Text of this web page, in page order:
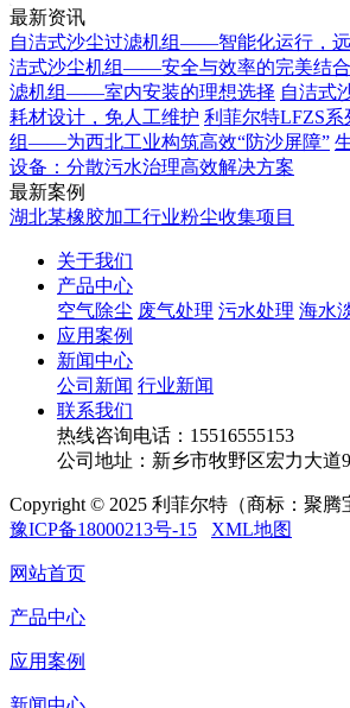
最新资讯
自洁式沙尘过滤机组——智能化运行，
洁式沙尘机组——安全与效率的完美结合
滤机组——室内安装的理想选择 自洁式
耗材设计，免人工维护 利菲尔特LFZS
组——为西北工业构筑高效“防沙屏障”
设备：分散污水治理高效解决方案
最新案例
湖北某橡胶加工行业粉尘收集项目
关于我们
产品中心
空气除尘 废气处理 污水处理 海水
应用案例
新闻中心
公司新闻 行业新闻
联系我们
热线咨询电话： 15516555153
公司地址：新乡市牧野区宏力大道
Copyright © 2025 利菲尔特（商标：聚腾
豫ICP备18000213号-15
XML地图
网站首页
产品中心
应用案例